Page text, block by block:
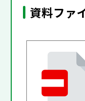
資料ファ